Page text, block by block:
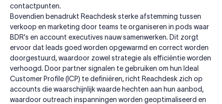
contactpunten.
Bovendien benadrukt Reachdesk sterke afstemming tussen
verkoop en marketing door teams te organiseren in pods waar
BDR's en account executives nauw samenwerken. Dit zorgt
ervoor dat leads goed worden opgewarmd en correct worden
doorgestuurd, waardoor zowel strategie als efficiëntie worden
verhoogd. Door partner signalen te gebruiken om hun Ideal
Customer Profile (ICP) te definiëren, richt Reachdesk zich op
accounts die waarschijnlijk waarde hechten aan hun aanbod,
waardoor outreach inspanningen worden geoptimaliseerd en